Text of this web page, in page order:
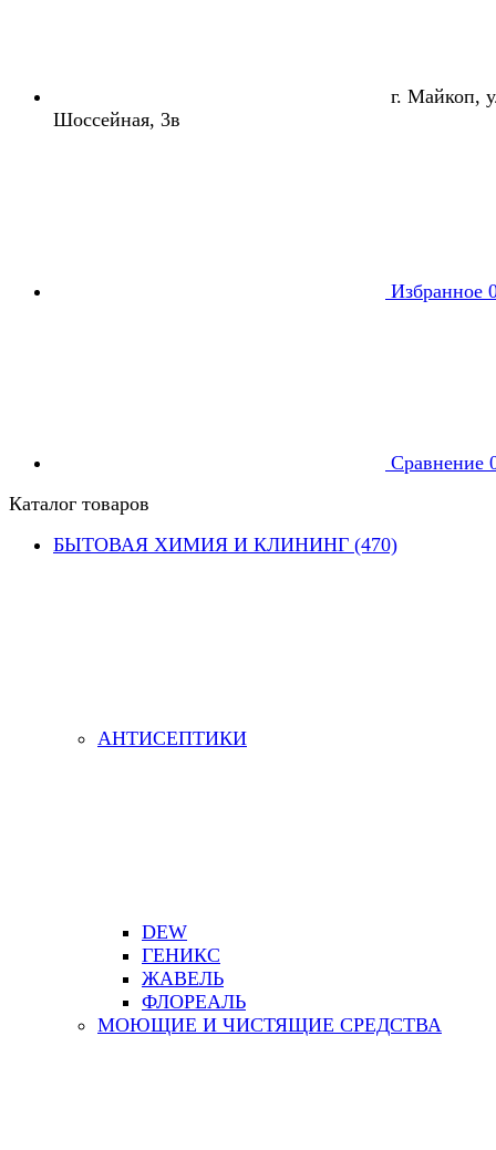
г. Майкоп,
Шоссейная, 3в
Избранное
Сравнение
Каталог товаров
БЫТОВАЯ ХИМИЯ И КЛИНИНГ (470)
АНТИСЕПТИКИ
DEW
ГЕНИКС
ЖАВЕЛЬ
ФЛОРЕАЛЬ
МОЮЩИЕ И ЧИСТЯЩИЕ СРЕДСТВА